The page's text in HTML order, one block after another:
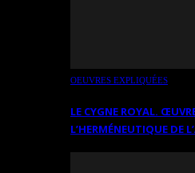
OEUVRES EXPLIQUÉES
LE CYGNE ROYAL.
L’HERMÉNEUTIQUE DE